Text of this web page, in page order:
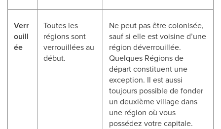
Verr
ouill
ée
Toutes les
régions sont
verrouillées au
début.
Ne peut pas être colonisée,
sauf si elle est voisine d’une
région déverrouillée.
Quelques Régions de
départ constituent une
exception. Il est aussi
toujours possible de fonder
un deuxième village dans
une région où vous
possédez votre capitale.